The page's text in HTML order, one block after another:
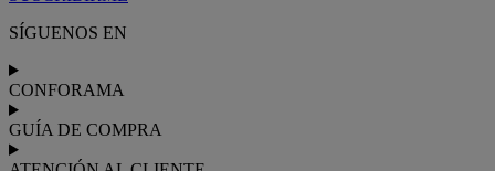
SÍGUENOS EN
CONFORAMA
GUÍA DE COMPRA